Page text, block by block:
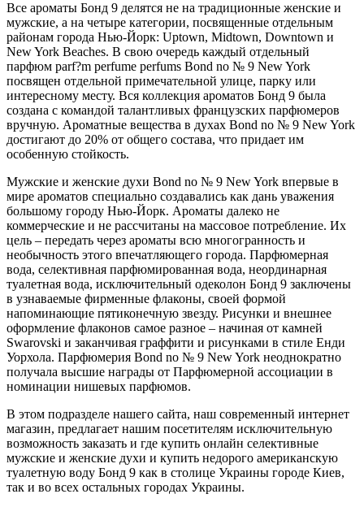
Все ароматы Бонд 9 делятся не на традиционные женские и
мужские, а на четыре категории, посвященные отдельным
районам города Нью-Йорк: Uptown, Midtown, Downtown и
New York Beaches. В свою очередь каждый отдельный
парфюм parf?m perfume perfums Bond no № 9 New York
посвящен отдельной примечательной улице, парку или
интересному месту. Вся коллекция ароматов Бонд 9 была
создана с командой талантливых французских парфюмеров
вручную. Ароматные вещества в духах Bond no № 9 New York
достигают до 20% от общего состава, что придает им
особенную стойкость.
Мужские и женские духи Bond no № 9 New York впервые в
мире ароматов специально создавались как дань уважения
большому городу Нью-Йорк. Ароматы далеко не
коммерческие и не рассчитаны на массовое потребление. Их
цель – передать через ароматы всю многогранность и
необычность этого впечатляющего города. Парфюмерная
вода, селективная парфюмированная вода, неординарная
туалетная вода, исключительный одеколон Бонд 9 заключены
в узнаваемые фирменные флаконы, своей формой
напоминающие пятиконечную звезду. Рисунки и внешнее
оформление флаконов самое разное – начиная от камней
Swarovski и заканчивая граффити и рисунками в стиле Енди
Уорхола. Парфюмерия Bond no № 9 New York неоднократно
получала высшие награды от Парфюмерной ассоциации в
номинации нишевых парфюмов.
В этом подразделе нашего сайта, наш современный интернет
магазин, предлагает нашим посетителям исключительную
возможность заказать и где купить онлайн селективные
мужские и женские духи и купить недорого американскую
туалетную воду Бонд 9 как в столице Украины городе Киев,
так и во всех остальных городах Украины.